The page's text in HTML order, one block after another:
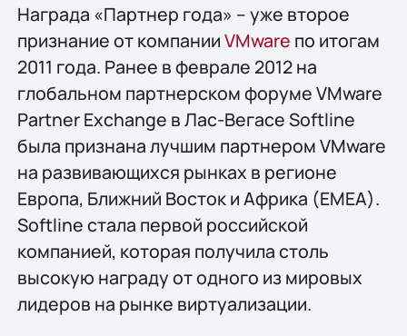
Награда «Партнер года» – уже второе
признание от компанииVMware по итогам
2011 года. Ранее в феврале 2012 на
глобальном партнерском форуме VMware
Partner Exchange в Лас-Вегасе Softline
была признана лучшим партнером VMware
на развивающихся рынках в регионе
Европа, Ближний Восток и Африка (EMEA).
Softline стала первой российской
компанией, которая получила столь
высокую награду от одного из мировых
лидеров на рынке виртуализации.